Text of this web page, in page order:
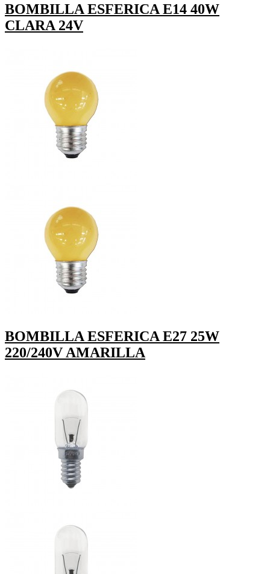
BOMBILLA ESFERICA E14 40W
CLARA 24V
BOMBILLA ESFERICA E27 25W
220/240V AMARILLA